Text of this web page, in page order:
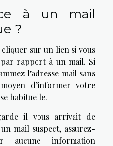
à un mail
?
sur un lien si vous
par rapport à un mail. Si
l’adresse mail sans
d’informer votre
habituelle.
il vous arrivait de
mail suspect, assurez-
information